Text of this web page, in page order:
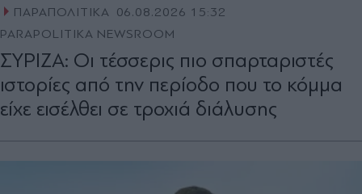
ΠΑΡΑΠΟΛΙΤΙΚΑ 06.08.2026 15:32
PARAPOLITIKA NEWSROOM
ΣΥΡΙΖΑ: Οι τέσσερις πιο σπαρταριστές
ιστορίες από την περίοδο που το κόµµα
είχε εισέλθει σε τροχιά διάλυσης